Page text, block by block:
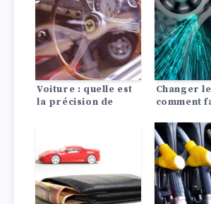
Voiture : quelle est
la précision de
Changer
comment